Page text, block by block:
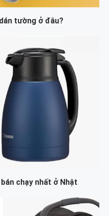
tường ở đâu?
chạy nhất ở Nhật